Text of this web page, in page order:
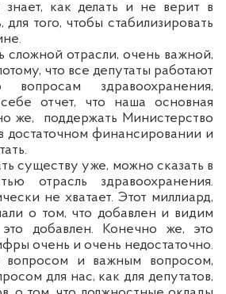
как делать и не верит в
того, чтобы стабилизировать
сложной отрасли, очень важной,
что все депутаты работают
здравоохранения,
отчет, что наша основная
же,
поддержать Министерство
достаточном финансировании и
существу уже, можно сказать в
отрасль здравоохранения.
не хватает. Этот миллиард,
о том, что добавлен и видим
добавлен. Конечно же, это
очень и очень недостаточно.
вопросом и важным вопросом,
для нас, как для депутатов,